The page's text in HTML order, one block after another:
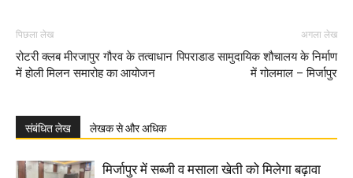
पिछला लेख
रोटरी क्लब मीरजापुर गौरव के तत्वाधान
में होली मिलन समारोह का आयोजन
अगला लेख
पिपराडाड सामुदायिक शौचालय के निर्माण
में गोलमाल – मिर्जापुर
संबंधित लेख लेखक से और अधिक
मिर्जापुर में सब्जी व मसाला खेती को मिलेगा बढ़ावा